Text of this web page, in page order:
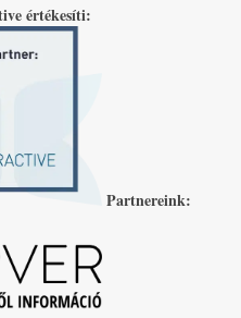
értékesíti:
Partnereink: